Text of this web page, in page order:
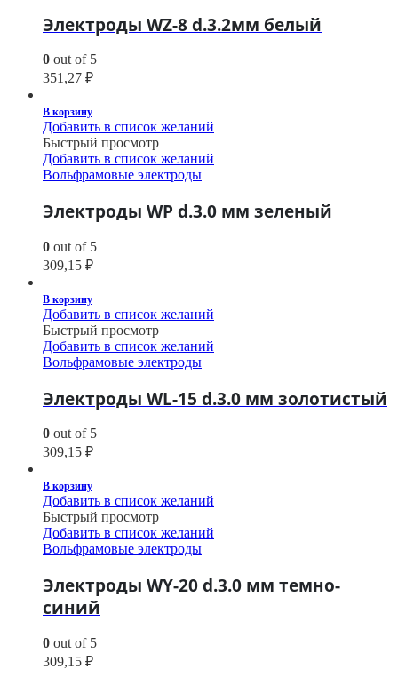
Электроды WZ-8 d.3.2мм белый
0 out of 5
351,27 ₽
В корзину
Добавить в список желаний
Быстрый просмотр
Добавить в список желаний
Вольфрамовые электроды
Электроды WP d.3.0 мм зеленый
0 out of 5
309,15 ₽
В корзину
Добавить в список желаний
Быстрый просмотр
Добавить в список желаний
Вольфрамовые электроды
Электроды WL-15 d.3.0 мм золотистый
0 out of 5
309,15 ₽
В корзину
Добавить в список желаний
Быстрый просмотр
Добавить в список желаний
Вольфрамовые электроды
Электроды WY-20 d.3.0 мм темно-
синий
0 out of 5
309,15 ₽